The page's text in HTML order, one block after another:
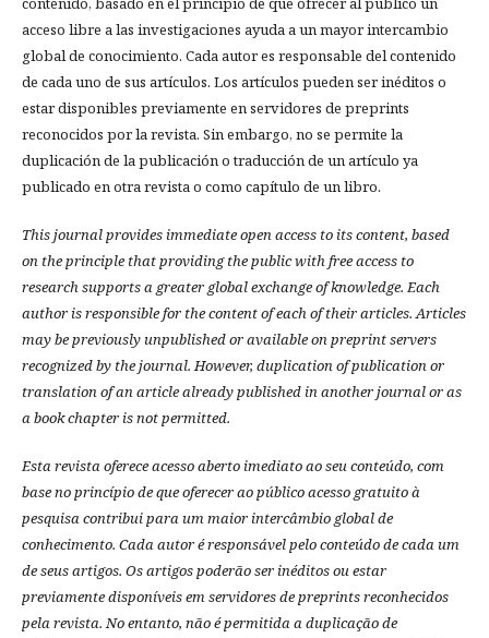
acceso libre a las investigaciones ayuda a un mayor intercambio
global de conocimiento. Cada autor es responsable del contenido
de cada uno de sus artículos. Los artículos pueden ser inéditos o
estar disponibles previamente en servidores de preprints
reconocidos por la revista. Sin embargo, no se permite la
duplicación de la publicación o traducción de un artículo ya
publicado en otra revista o como capítulo de un libro.
This journal provides immediate open access to its content, based
on the principle that providing the public with free access to
research supports a greater global exchange of knowledge. Each
author is responsible for the content of each of their articles. Articles
may be previously unpublished or available on preprint servers
recognized by the journal. However, duplication of publication or
translation of an article already published in another journal or as
a book chapter is not permitted.
Esta revista oferece acesso aberto imediato ao seu conteúdo, com
base no princípio de que oferecer ao público acesso gratuito à
pesquisa contribui para um maior intercâmbio global de
conhecimento. Cada autor é responsável pelo conteúdo de cada um
de seus artigos. Os artigos poderão ser inéditos ou estar
previamente disponíveis em servidores de preprints reconhecidos
pela revista. No entanto, não é permitida a duplicação de